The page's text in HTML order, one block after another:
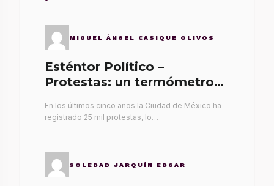
MIGUEL ÁNGEL CASIQUE OLIVOS
Esténtor Político –
Protestas: un termómetro
En los últimos cinco años la Ciudad de México ha
registrado 25 mil protestas, lo…
SOLEDAD JARQUÍN EDGAR